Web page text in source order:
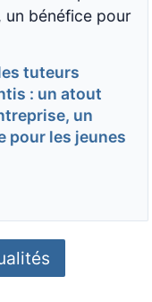
tuteurs
: un atout
un
pour les jeunes